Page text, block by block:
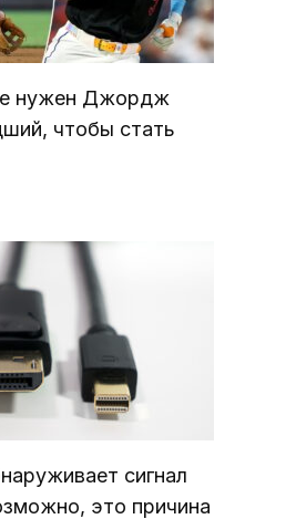
нужен Джордж
чтобы стать
сигнал
это причина